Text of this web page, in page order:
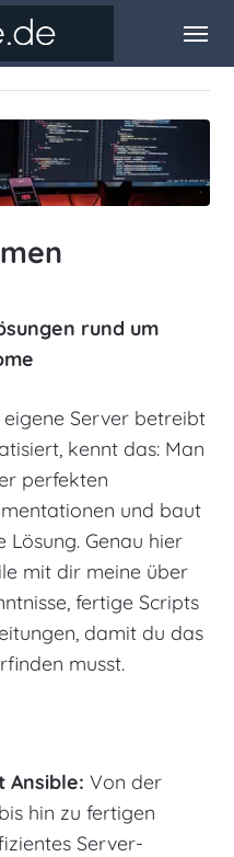
rund um
Server betreibt
kennt das: Man
perfekten
und baut
Lösung. Genau hier
mit dir meine über
fertige Scripts
damit du das
musst.
Ansible: Von der
hin zu fertigen
Server-